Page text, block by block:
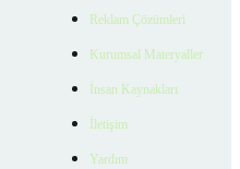
Reklam Çözümleri
Kurumsal Materyaller
İnsan Kaynakları
İletişim
Yardım